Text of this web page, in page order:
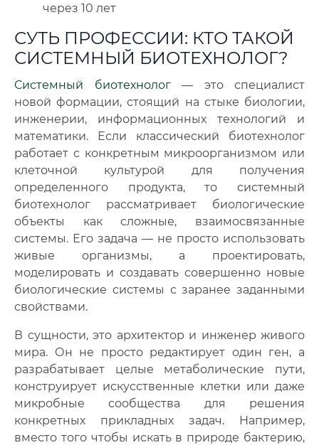
через 10 лет
СУТЬ ПРОФЕССИИ: КТО ТАКОЙ
СИСТЕМНЫЙ БИОТЕХНОЛОГ?
Системный биотехнолог— это специалист
новой формации, стоящий на стыке биологии,
инженерии, информационных технологий и
математики. Если классический биотехнолог
работает с конкретным микроорганизмом или
клеточной культурой для получения
определенного продукта, то системный
биотехнолог рассматривает биологические
объекты как сложные, взаимосвязанные
системы. Его задача — не просто использовать
живые организмы, а проектировать,
моделировать и создавать совершенно новые
биологические системы с заранее заданными
свойствами.
В сущности, это архитектор и инженер живого
мира. Он не просто редактирует один ген, а
разрабатывает целые метаболические пути,
конструирует искусственные клетки или даже
микробные сообщества для решения
конкретных прикладных задач. Например,
вместо того чтобы искать в природе бактерию,